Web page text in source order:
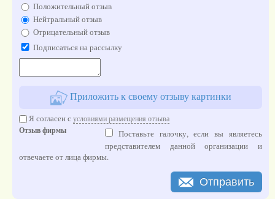
Положительный отзыв
Нейтральный отзыв
Отрицательный отзыв
Подписаться на рассылку
Приложить к своему отзыву картинки
Я согласен сусловиями размещения отзыва
Отзыв фирмы
Поставьте галочку, если вы являетесь
представителем данной организации и
отвечаете от лица фирмы.
Отправить